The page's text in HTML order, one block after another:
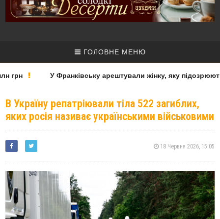
ГОЛОВНЕ МЕНЮ
грн У Франківську арештували жінку, яку
В Україну репатріювали тіла 522 загиблих,
яких росія називає українськими військовими
18 Червня 2026, 15:05